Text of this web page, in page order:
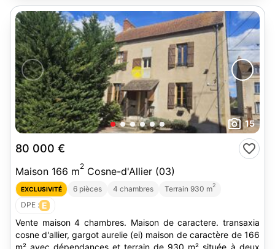
15
80 000 €
Maison 166 m2 Cosne-d'Allier (03)
EXCLUSIVITÉ 6 pièces 4 chambres Terrain 930 m2
DPE : E
Vente maison 4 chambres. Maison de caractere. transaxia
cosne d'allier, gargot aurelie (ei) maison de caractère de 166
m² avec dépendances et terrain de 930 m² située à deux